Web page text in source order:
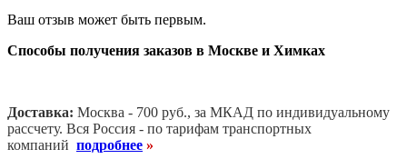
Ваш отзыв может быть первым.
Способы получения заказов в Москве и Химках
Доставка: Москва - 700 руб., за МКАД по индивидуальному
рассчету. Вся Россия - по тарифам транспортных
компаний подробнее »